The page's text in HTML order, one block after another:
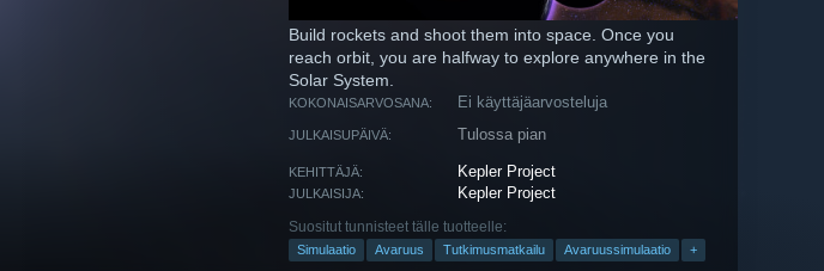
Build rockets and shoot them into space. Once you
reach orbit, you are halfway to explore anywhere in the
Solar System.
KOKONAISARVOSANA: Ei käyttäjäarvosteluja
JULKAISUPÄIVÄ: Tulossa pian
KEHITTÄJÄ: Kepler Project
JULKAISIJA: Kepler Project
Suositut tunnisteet tälle tuotteelle:
Simulaatio Avaruus Tutkimusmatkailu Avaruussimulaatio +